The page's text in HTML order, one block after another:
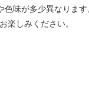
色味が多少異なります
楽しみください。